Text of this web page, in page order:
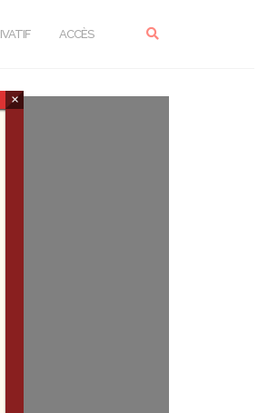
ACCÈS
×